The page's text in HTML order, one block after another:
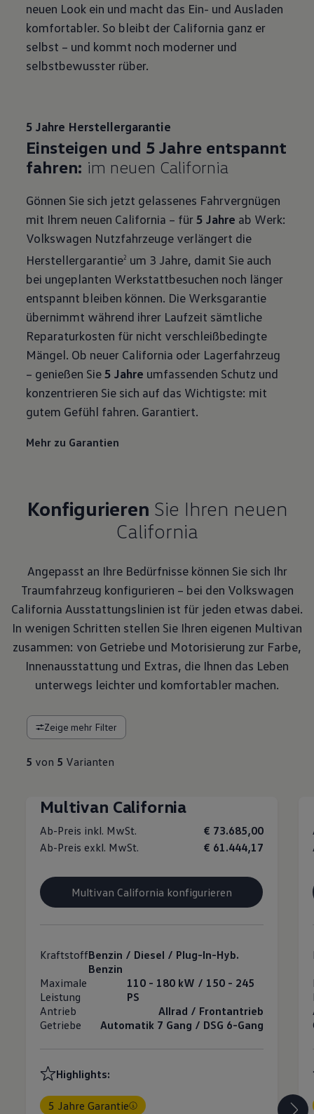
neuen Look ein und macht das Ein- und Ausladen
komfortabler. So bleibt der California ganz er
selbst – und kommt noch moderner und
selbstbewusster rüber.
5 Jahre Herstellergarantie
Einsteigen und 5 Jahre entspannt
fahren: im neuen California
Gönnen Sie sich jetzt gelassenes Fahrvergnügen
mit Ihrem neuen California – für5 Jahre ab Werk:
Volkswagen Nutzfahrzeuge verlängert die
Herstellergarantie2 um 3 Jahre, damit Sie auch
bei ungeplanten Werkstattbesuchen noch länger
entspannt bleiben können. Die Werksgarantie
übernimmt während ihrer Laufzeit sämtliche
Reparaturkosten für nicht verschleißbedingte
Mängel. Ob neuer California oder Lagerfahrzeug
– genießen Sie5 Jahre umfassenden Schutz und
konzentrieren Sie sich auf das Wichtigste: mit
gutem Gefühl fahren. Garantiert.
Mehr zu Garantien
Konfigurieren Sie Ihren neuen
California
Angepasst an Ihre Bedürfnisse können Sie sich Ihr
Traumfahrzeug konfigurieren – bei den Volkswagen
California Ausstattungslinien ist für jeden etwas dabei.
In wenigen Schritten stellen Sie Ihren eigenen Multivan
zusammen: von Getriebe und Motorisierung zur Farbe,
Innenausstattung und Extras, die Ihnen das Leben
unterwegs leichter und komfortabler machen.
Zeige mehr Filter
5 von 5 Varianten
Multivan California
Ab-Preis inkl. MwSt.
€ 73.685,00
Ab-Preis exkl. MwSt.
€ 61.444,17
Multivan California konfigurieren
KraftstoffBenzin / Diesel / Plug-In-Hyb.
Benzin
Maximale
Leistung
110 - 180 kW / 150 - 245
PS
Antrieb
Allrad / Frontantrieb
Getriebe
Automatik 7 Gang / DSG 6-Gang
Highlights:
5 Jahre Garantie